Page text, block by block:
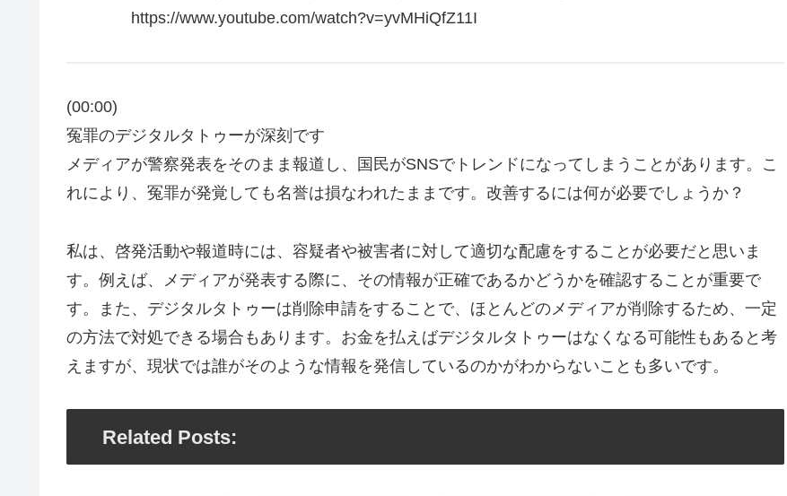
https://www.youtube.com/watch?v=yvMHiQfZ11I
(00:00)
冤罪のデジタルタトゥーが深刻です
メディアが警察発表をそのまま報道し、国民がSNSでトレンドになってしまうことがあります。こ
れにより、冤罪が発覚しても名誉は損なわれたままです。改善するには何が必要でしょうか？
私は、啓発活動や報道時には、容疑者や被害者に対して適切な配慮をすることが必要だと思いま
す。例えば、メディアが発表する際に、その情報が正確であるかどうかを確認することが重要で
す。また、デジタルタトゥーは削除申請をすることで、ほとんどのメディアが削除するため、一定
の方法で対処できる場合もあります。お金を払えばデジタルタトゥーはなくなる可能性もあると考
えますが、現状では誰がそのような情報を発信しているのかがわからないことも多いです。
Related Posts: